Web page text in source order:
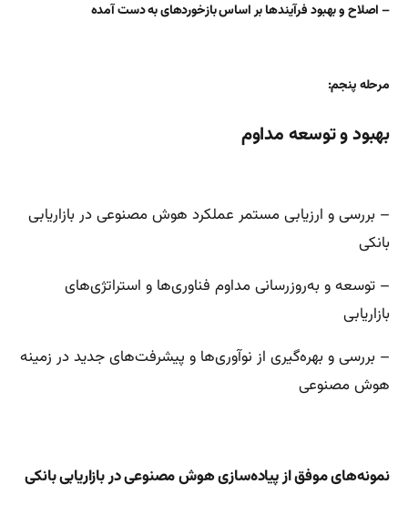
– اصلاح و بهبود فرآیندها بر اساس بازخوردهای به دست آمده
مرحله پنجم:
بهبود و توسعه مداوم
– بررسی و ارزیابی مستمر عملکرد هوش مصنوعی در بازاریابی
بانکی
– توسعه و به‌روزرسانی مداوم فناوری‌ها و استراتژی‌های
بازاریابی
– بررسی و بهره‌گیری از نوآوری‌ها و پیشرفت‌های جدید در زمینه
هوش مصنوعی
نمونه‌های موفق از پیاده‌سازی هوش مصنوعی در بازاریابی بانکی